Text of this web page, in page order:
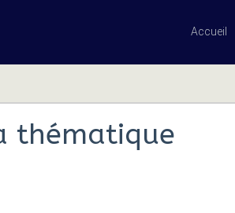
Accueil
thématique